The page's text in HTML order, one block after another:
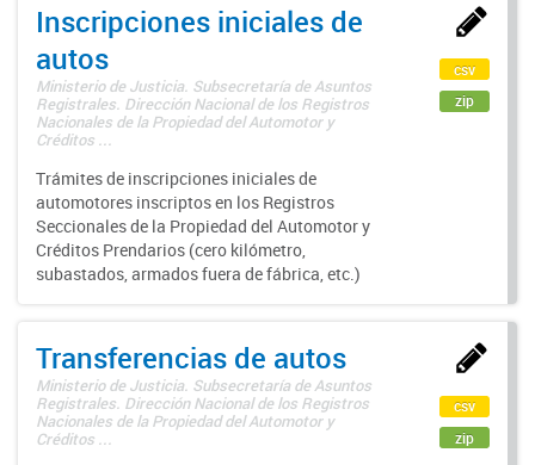
Inscripciones iniciales de
autos
Ministerio de Justicia. Subsecretaría de Asuntos
Registrales. Dirección Nacional de los Registros
Nacionales de la Propiedad del Automotor y
Créditos ...
Trámites de inscripciones iniciales de
automotores inscriptos en los Registros
Seccionales de la Propiedad del Automotor y
Créditos Prendarios (cero kilómetro,
subastados, armados fuera de fábrica, etc.)
csv
zip
Transferencias de autos
Ministerio de Justicia. Subsecretaría de Asuntos
Registrales. Dirección Nacional de los Registros
Nacionales de la Propiedad del Automotor y
Créditos ...
csv
zip